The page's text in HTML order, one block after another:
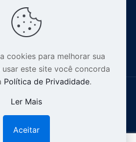
Digital - CNPJ: 16.628.110/0001-32 .
reservados |Política de Privacidade.
cookies para melhorar sua
usar este site você concorda
Política de Privadidade.
Ler Mais
Aceitar